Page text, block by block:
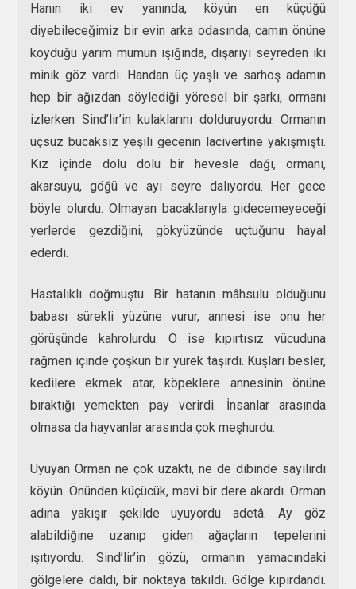
Hanın iki ev yanında, köyün en küçüğü
diyebileceğimiz bir evin arka odasında, camın önüne
koyduğu yarım mumun ışığında, dışarıyı seyreden iki
minik göz vardı. Handan üç yaşlı ve sarhoş adamın
hep bir ağızdan söylediği yöresel bir şarkı, ormanı
izlerken Sind’lir’in kulaklarını dolduruyordu. Ormanın
uçsuz bucaksız yeşili gecenin lacivertine yakışmıştı.
Kız içinde dolu dolu bir hevesle dağı, ormanı,
akarsuyu, göğü ve ayı seyre dalıyordu. Her gece
böyle olurdu. Olmayan bacaklarıyla gidecemeyeceği
yerlerde gezdiğini, gökyüzünde uçtuğunu hayal
ederdi.
Hastalıklı doğmuştu. Bir hatanın mâhsulu olduğunu
babası sürekli yüzüne vurur, annesi ise onu her
görüşünde kahrolurdu. O ise kıpırtısız vücuduna
rağmen içinde çoşkun bir yürek taşırdı. Kuşları besler,
kedilere ekmek atar, köpeklere annesinin önüne
bıraktığı yemekten pay verirdi. İnsanlar arasında
olmasa da hayvanlar arasında çok meşhurdu.
Uyuyan Orman ne çok uzaktı, ne de dibinde sayılırdı
köyün. Önünden küçücük, mavi bir dere akardı. Orman
adına yakışır şekilde uyuyordu adetâ. Ay göz
alabildiğine uzanıp giden ağaçların tepelerini
ışıtıyordu. Sind’lir’in gözü, ormanın yamacındaki
gölgelere daldı, bir noktaya takıldı. Gölge kıpırdandı.